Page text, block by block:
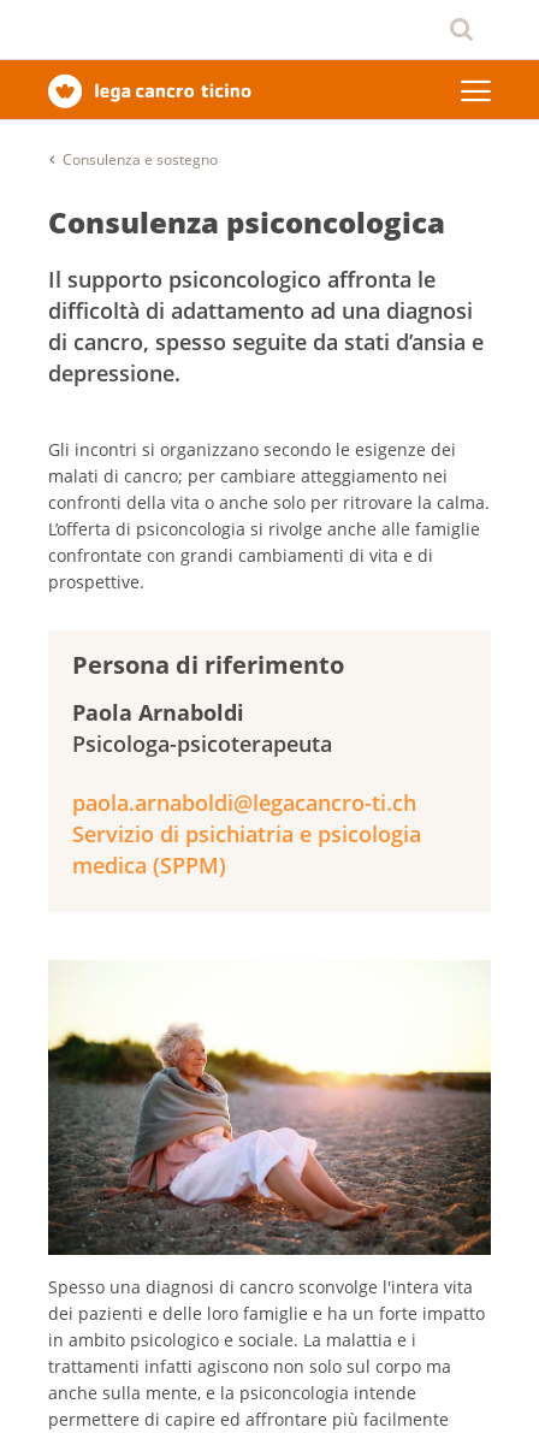
Consulenza e sostegno
Consulenza psiconcologica
Il supporto psiconcologico affronta le
difficoltà di adattamento ad una diagnosi
di cancro, spesso seguite da stati d’ansia e
depressione.
Gli incontri si organizzano secondo le esigenze dei
malati di cancro; per cambiare atteggiamento nei
confronti della vita o anche solo per ritrovare la calma.
L’offerta di psiconcologia si rivolge anche alle famiglie
confrontate con grandi cambiamenti di vita e di
prospettive.
Persona di riferimento
Paola Arnaboldi
Psicologa-psicoterapeuta
paola.arnaboldi@legacancro-ti.ch
Servizio di psichiatria e psicologia
medica (SPPM)
Spesso una diagnosi di cancro sconvolge l'intera vita
dei pazienti e delle loro famiglie e ha un forte impatto
in ambito psicologico e sociale. La malattia e i
trattamenti infatti agiscono non solo sul corpo ma
anche sulla mente, e la psiconcologia intende
permettere di capire ed affrontare più facilmente